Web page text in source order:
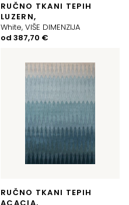
RUČNO TKANI TEPIH
LUZERN,
White, VIŠE DIMENZIJA
od 387,70 €
RUČNO TKANI TEPIH